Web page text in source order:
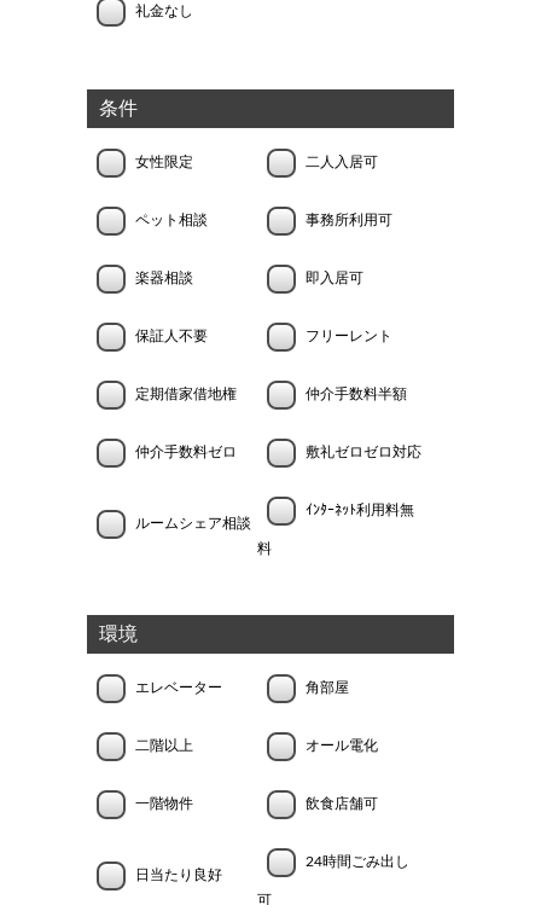
礼金なし
条件
女性限定 二人入居可
ペット相談 事務所利用可
楽器相談 即入居可
保証人不要 フリーレント
定期借家借地権 仲介手数料半額
仲介手数料ゼロ 敷礼ゼロゼロ対応
ルームシェア相談
ｲﾝﾀｰﾈｯﾄ利用料無
料
環境
エレベーター 角部屋
二階以上 オール電化
一階物件 飲食店舗可
日当たり良好
24時間ごみ出し
可